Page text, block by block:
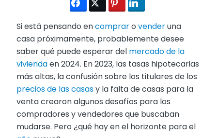
Si está pensando encompraro venderuna
casa próximamente, probablemente desee
saber qué puede esperar del mercado de la
viviendaen 2024. En 2023, las tasas hipotecarias
más altas, la confusión sobre los titulares de los
precios de las casasy la falta de casas para la
venta crearon algunos desafíos para los
compradores y vendedores que buscaban
mudarse. Pero ¿qué hay en el horizonte para el